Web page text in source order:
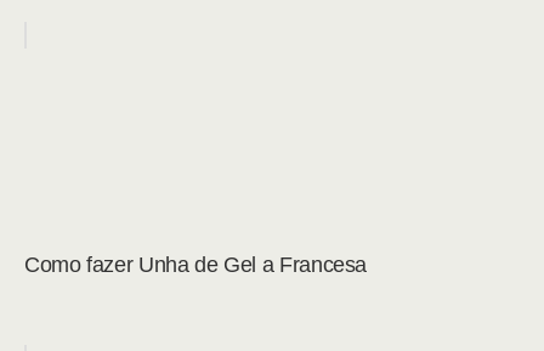
Como fazer Unha de Gel a Francesa